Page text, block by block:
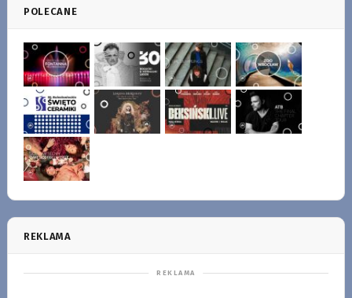
POLECANE
REKLAMA